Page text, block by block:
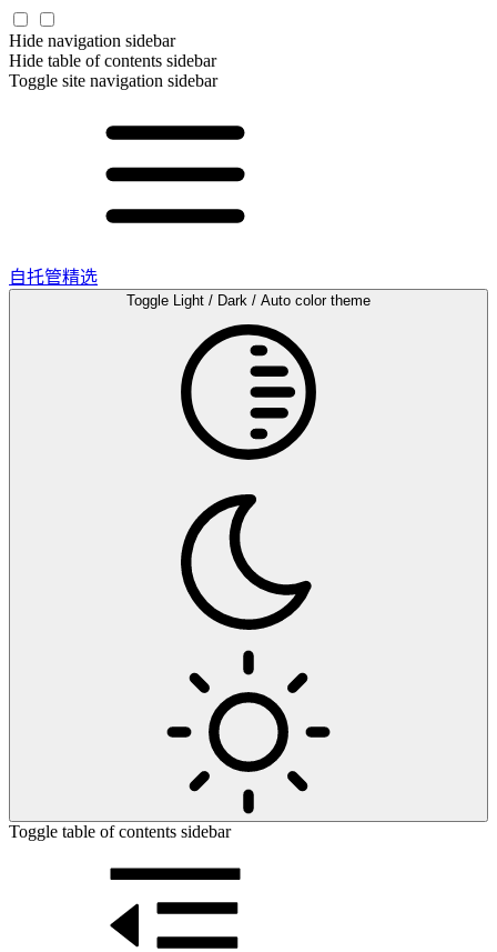
Hide navigation sidebar
Hide table of contents sidebar
Toggle site navigation sidebar
自托管精选
Toggle Light / Dark / Auto color theme
Toggle table of contents sidebar